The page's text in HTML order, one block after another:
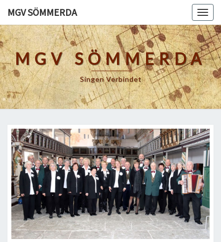
content
MGV SÖMMERDA
MGV SÖMMERDA
Singen Verbindet